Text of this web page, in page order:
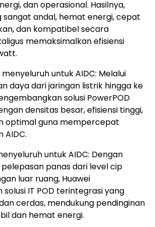
dan operasional. Hasilnya,
sangat andal, hemat energi, cepat
dan kompatibel secara
memaksimalkan efisiensi
untuk AIDC: Melalui
daya dari jaringan listrik hingga ke
solusi PowerPOD
densitas besar, efisiensi tinggi,
optimal guna mempercepat
AIDC.
untuk AIDC: Dengan
panas dari level cip
luar ruang, Huawei
IT POD terintegrasi yang
cerdas, mendukung pendinginan
dan hemat energi.